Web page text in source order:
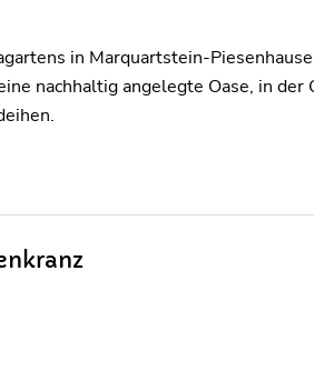
in Marquartstein-
nachhaltig angelegte Oase, in der